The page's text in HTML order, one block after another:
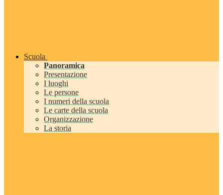
Scuola
Panoramica
Presentazione
I luoghi
Le persone
I numeri della scuola
Le carte della scuola
Organizzazione
La storia